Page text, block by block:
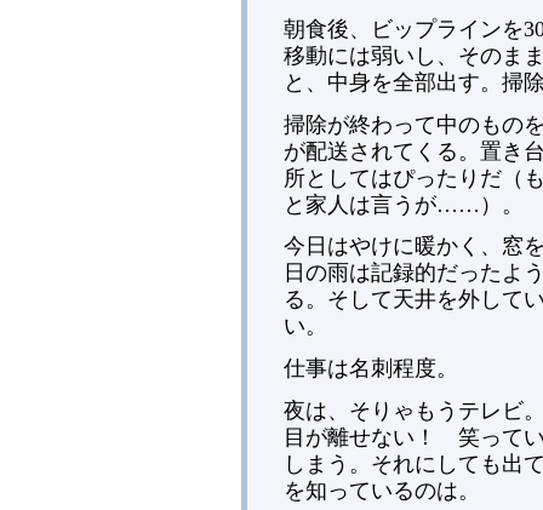
朝食後、ビップラインを
移動には弱いし、そのま
と、中身を全部出す。掃
掃除が終わって中のもの
が配送されてくる。置き
所としてはぴったりだ（
と家人は言うが……）。
今日はやけに暖かく、窓
日の雨は記録的だったよ
る。そして天井を外して
い。
仕事は名刺程度。
夜は、そりゃもうテレビ
目が離せない！ 笑って
しまう。それにしても出
を知っているのは。